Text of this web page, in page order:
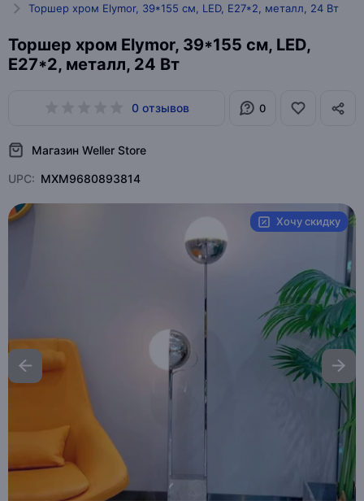
Торшер хром Elymor, 39*155 см, LED, Е27*2, металл, 24 Вт
Торшер хром Elymor, 39*155 см, LED,
Е27*2, металл, 24 Вт
0 отзывов 0
Магазин Weller Store
UPC: MXM9680893814
Хочу скидку